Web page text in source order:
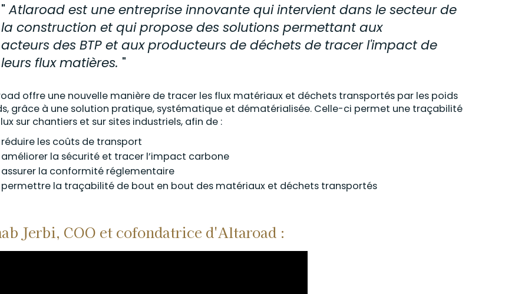
"Atlaroad est une entreprise innovante qui intervient dans le secteur de
la construction et qui propose des solutions permettant aux
acteurs des BTP et aux producteurs de déchets de tracer l'impact de
leurs flux matières. "
offre une nouvelle manière de tracer les flux matériaux et déchets transportés par les poids
grâce à une solution pratique, systématique et dématérialisée. Celle-ci permet une traçabilité
sur chantiers et sur sites industriels, afin de :
réduire les coûts de transport
améliorer la sécurité et tracer l’impact carbone
assurer la conformité réglementaire
permettre la traçabilité de bout en bout des matériaux et déchets transportés
Jerbi, COO et cofondatrice d'Altaroad :